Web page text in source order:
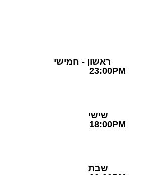
23:00PM
18:00PM